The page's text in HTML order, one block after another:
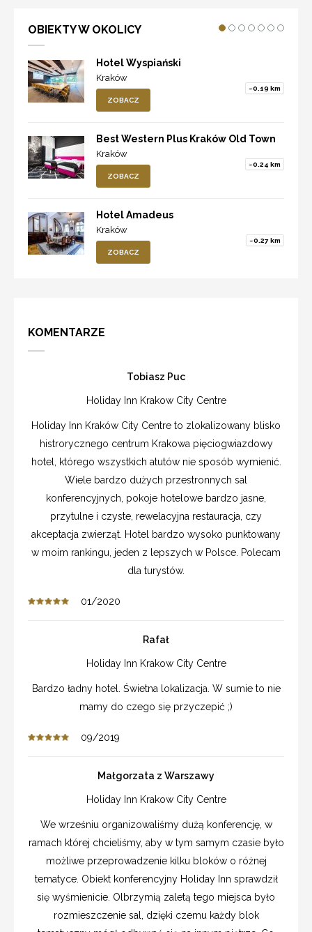
OBIEKTY W OKOLICY
Hotel Wyspiański
Kraków
~0.19 km
ZOBACZ
Best Western Plus Kraków Old Town
Kraków
~0.24 km
ZOBACZ
Hotel Amadeus
Kraków
~0.27 km
ZOBACZ
KOMENTARZE
Tobiasz Puc
Holiday Inn Krakow City Centre
Holiday Inn Kraków City Centre to zlokalizowany blisko
histrorycznego centrum Krakowa pięciogwiazdowy
hotel, którego wszystkich atutów nie sposób wymienić.
Wiele bardzo dużych przestronnych sal
konferencyjnych, pokoje hotelowe bardzo jasne,
przytulne i czyste, rewelacyjna restauracja, czy
akceptacja zwierząt. Hotel bardzo wysoko punktowany
w moim rankingu, jeden z lepszych w Polsce. Polecam
dla turystów.
01/2020
Rafał
Holiday Inn Krakow City Centre
Bardzo ładny hotel. Świetna lokalizacja. W sumie to nie
mamy do czego się przyczepić ;)
09/2019
Małgorzata z Warszawy
Holiday Inn Krakow City Centre
We wrześniu organizowaliśmy dużą konferencję, w
ramach której chcieliśmy, aby w tym samym czasie było
możliwe przeprowadzenie kilku bloków o różnej
tematyce. Obiekt konferencyjny Holiday Inn sprawdził
się wyśmienicie. Olbrzymią zaletą tego miejsca było
rozmieszczenie sal, dzięki czemu każdy blok